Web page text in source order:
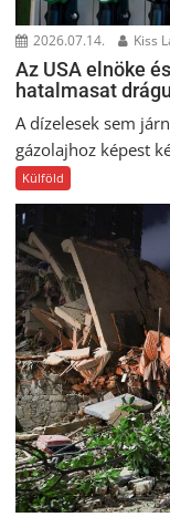
2026.07.14. Kiss
Az USA elnöke
hatalmasat
A dízelesek sem
gázolajhoz képest
Külföld